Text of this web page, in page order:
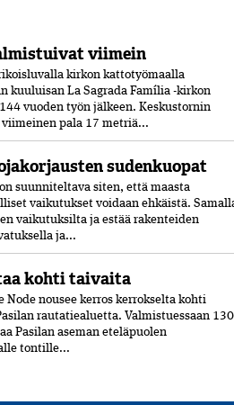
viimein
kirkon kattotyömaalla
kuuluisan La Sagrada Família -kirkon
vuoden työn jälkeen. Keskustornin
pala 17 metriä...
sudenkuopat
suunniteltava siten, että maasta
vaikutukset voidaan ehkäistä.
vaikutuksilta ja estää rakenteiden
ja...
kohti taivaita
nousee kerros kerrokselta kohti
rautatiealuetta. Valmistuessaan
Pasilan aseman eteläpuolen
tontille...